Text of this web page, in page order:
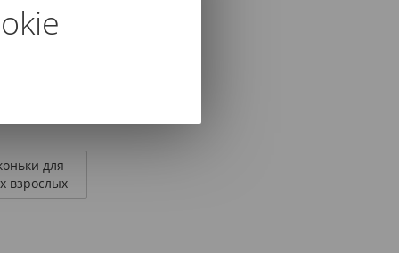
другим параметрам.
для
взрослых